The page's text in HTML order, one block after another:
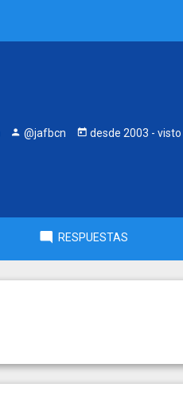
@jafbcn desde 2003 - visto
RESPUESTAS